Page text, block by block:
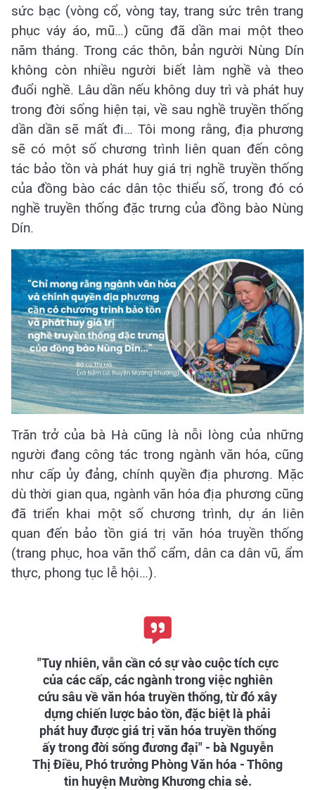
sức bạc (vòng cổ, vòng tay, trang sức trên trang
phục váy áo, mũ…) cũng đã dần mai một theo
năm tháng. Trong các thôn, bản người Nùng Dín
không còn nhiều người biết làm nghề và theo
đuổi nghề. Lâu dần nếu không duy trì và phát huy
trong đời sống hiện tại, về sau nghề truyền thống
dần dần sẽ mất đi… Tôi mong rằng, địa phương
sẽ có một số chương trình liên quan đến công
tác bảo tồn và phát huy giá trị nghề truyền thống
của đồng bào các dân tộc thiểu số, trong đó có
nghề truyền thống đặc trưng của đồng bào Nùng
Dín.
Trăn trở của bà Hà cũng là nỗi lòng của những
người đang công tác trong ngành văn hóa, cũng
như cấp ủy đảng, chính quyền địa phương. Mặc
dù thời gian qua, ngành văn hóa địa phương cũng
đã triển khai một số chương trình, dự án liên
quan đến bảo tồn giá trị văn hóa truyền thống
(trang phục, hoa văn thổ cẩm, dân ca dân vũ, ẩm
thực, phong tục lễ hội…).
"Tuy nhiên, vẫn cần có sự vào cuộc tích cực
của các cấp, các ngành trong việc nghiên
cứu sâu về văn hóa truyền thống, từ đó xây
dựng chiến lược bảo tồn, đặc biệt là phải
phát huy được giá trị văn hóa truyền thống
ấy trong đời sống đương đại" - bà Nguyễn
Thị Điều, Phó trưởng Phòng Văn hóa - Thông
tin huyện Mường Khương chia sẻ.